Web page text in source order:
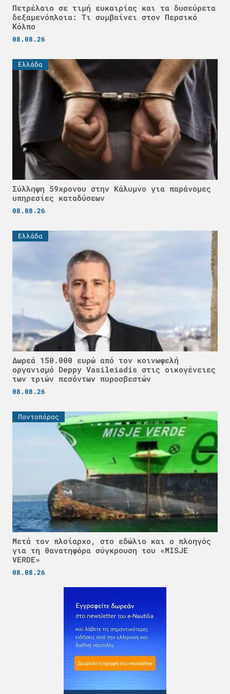
Πετρέλαιο σε τιμή ευκαιρίας και τα δυσεύρετα
δεξαμενόπλοια: Τι συμβαίνει στον Περσικό
Κόλπο
08.08.26
Ελλάδα
Σύλληψη 59χρονου στην Κάλυμνο για παράνομες
υπηρεσίες καταδύσεων
08.08.26
Ελλάδα
Δωρεά 150.000 ευρώ από τον κοινωφελή
οργανισμό Deppy Vasileiadis στις οικογένειες
των τριών πεσόντων πυροσβεστών
08.08.26
Ποντοπόρος
Μετά τον πλοίαρχο, στο εδώλιο και ο πλοηγός
για τη θανατηφόρα σύγκρουση του «MISJE
VERDE»
08.08.26